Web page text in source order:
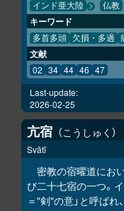
インド亜大陸 仏教
キーワード
多首多頭 欠損・多過
文献
02 34 44 46 47
Last-update:
2026-02-25
亢宿 こうしゅく
Svātī
密教の宿曜道にお
び二十七宿の一つ。イ
＝"剣"の意」と呼ばれ